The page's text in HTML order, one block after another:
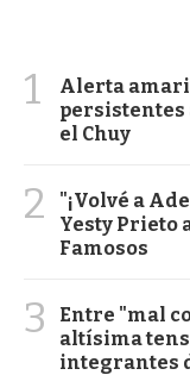
1
Alerta
persistentes
el Chuy
2
"¡Volvé a
Yesty Prieto
Famosos
3
Entre "mal
altísima
integrantes